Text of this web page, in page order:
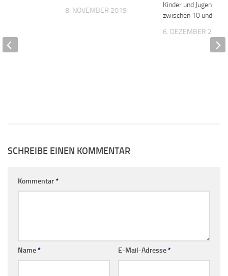
8. NOVEMBER 2019
Kinder und
zwischen 10 und 16
6. DEZEMBER 2018
SCHREIBE EINEN KOMMENTAR
Kommentar*
Name* E-Mail-Adresse*